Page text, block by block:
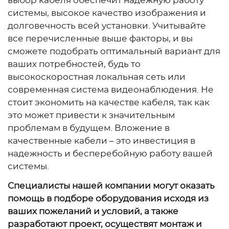
системы, высокое качество изображения и
долговечность всей установки. Учитывайте
все перечисленные выше факторы, и вы
сможете подобрать оптимальный вариант для
ваших потребностей, будь то
высокоскоростная локальная сеть или
современная система видеонаблюдения. Не
стоит экономить на качестве кабеля, так как
это может привести к значительным
проблемам в будущем. Вложение в
качественные кабели – это инвестиция в
надежность и бесперебойную работу вашей
системы.
Специалисты нашей компании могут оказать
помощь в подборе оборудования исходя из
ваших пожеланий и условий, а также
разработают проект, осуществят монтаж и